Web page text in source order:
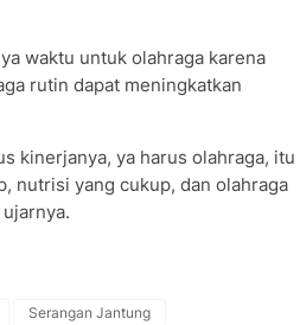
waktu untuk olahraga karena
rutin dapat meningkatkan
kinerjanya, ya harus olahraga, itu
nutrisi yang cukup, dan olahraga
Serangan Jantung